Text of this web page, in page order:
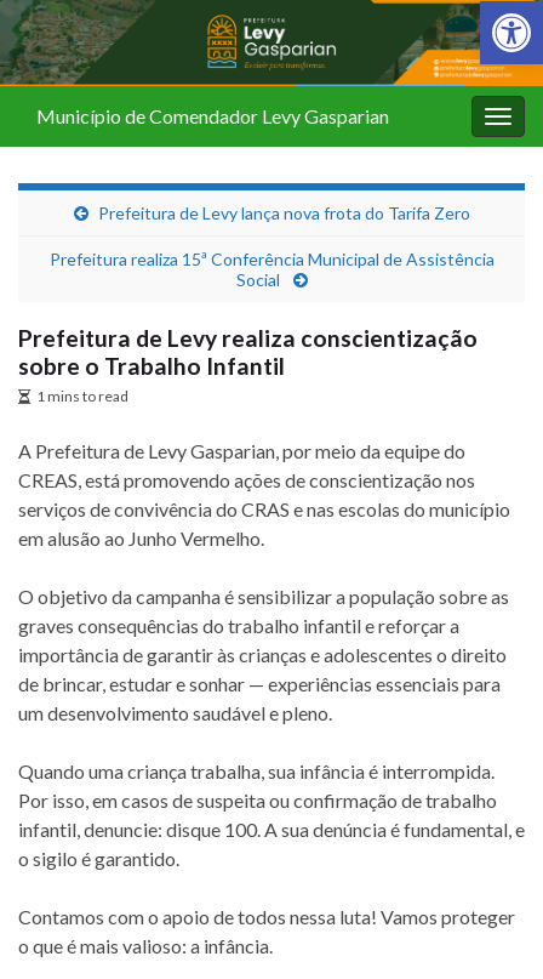
Barra de
Município de Comendador Levy Gasparian
Prefeitura de Levy lança nova frota do Tarifa Zero
Prefeitura realiza 15ª Conferência Municipal de Assistência
Social
Prefeitura de Levy realiza conscientização
sobre o Trabalho Infantil
1 mins to read
A Prefeitura de Levy Gasparian, por meio da equipe do
CREAS, está promovendo ações de conscientização nos
serviços de convivência do CRAS e nas escolas do município
em alusão ao Junho Vermelho.
O objetivo da campanha é sensibilizar a população sobre as
graves consequências do trabalho infantil e reforçar a
importância de garantir às crianças e adolescentes o direito
de brincar, estudar e sonhar — experiências essenciais para
um desenvolvimento saudável e pleno.
Quando uma criança trabalha, sua infância é interrompida.
Por isso, em casos de suspeita ou confirmação de trabalho
infantil, denuncie: disque 100. A sua denúncia é fundamental, e
o sigilo é garantido.
Contamos com o apoio de todos nessa luta! Vamos proteger
o que é mais valioso: a infância.